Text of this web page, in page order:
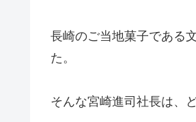
長崎のご当地菓子である
た。
そんな宮崎進司社長は、